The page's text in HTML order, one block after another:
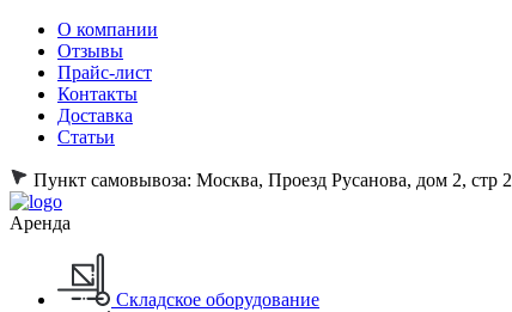
О компании
Отзывы
Прайс-лист
Контакты
Доставка
Статьи
Пункт самовывоза: Москва, Проезд Русанова, дом 2, стр 2
Аренда
Складское оборудование